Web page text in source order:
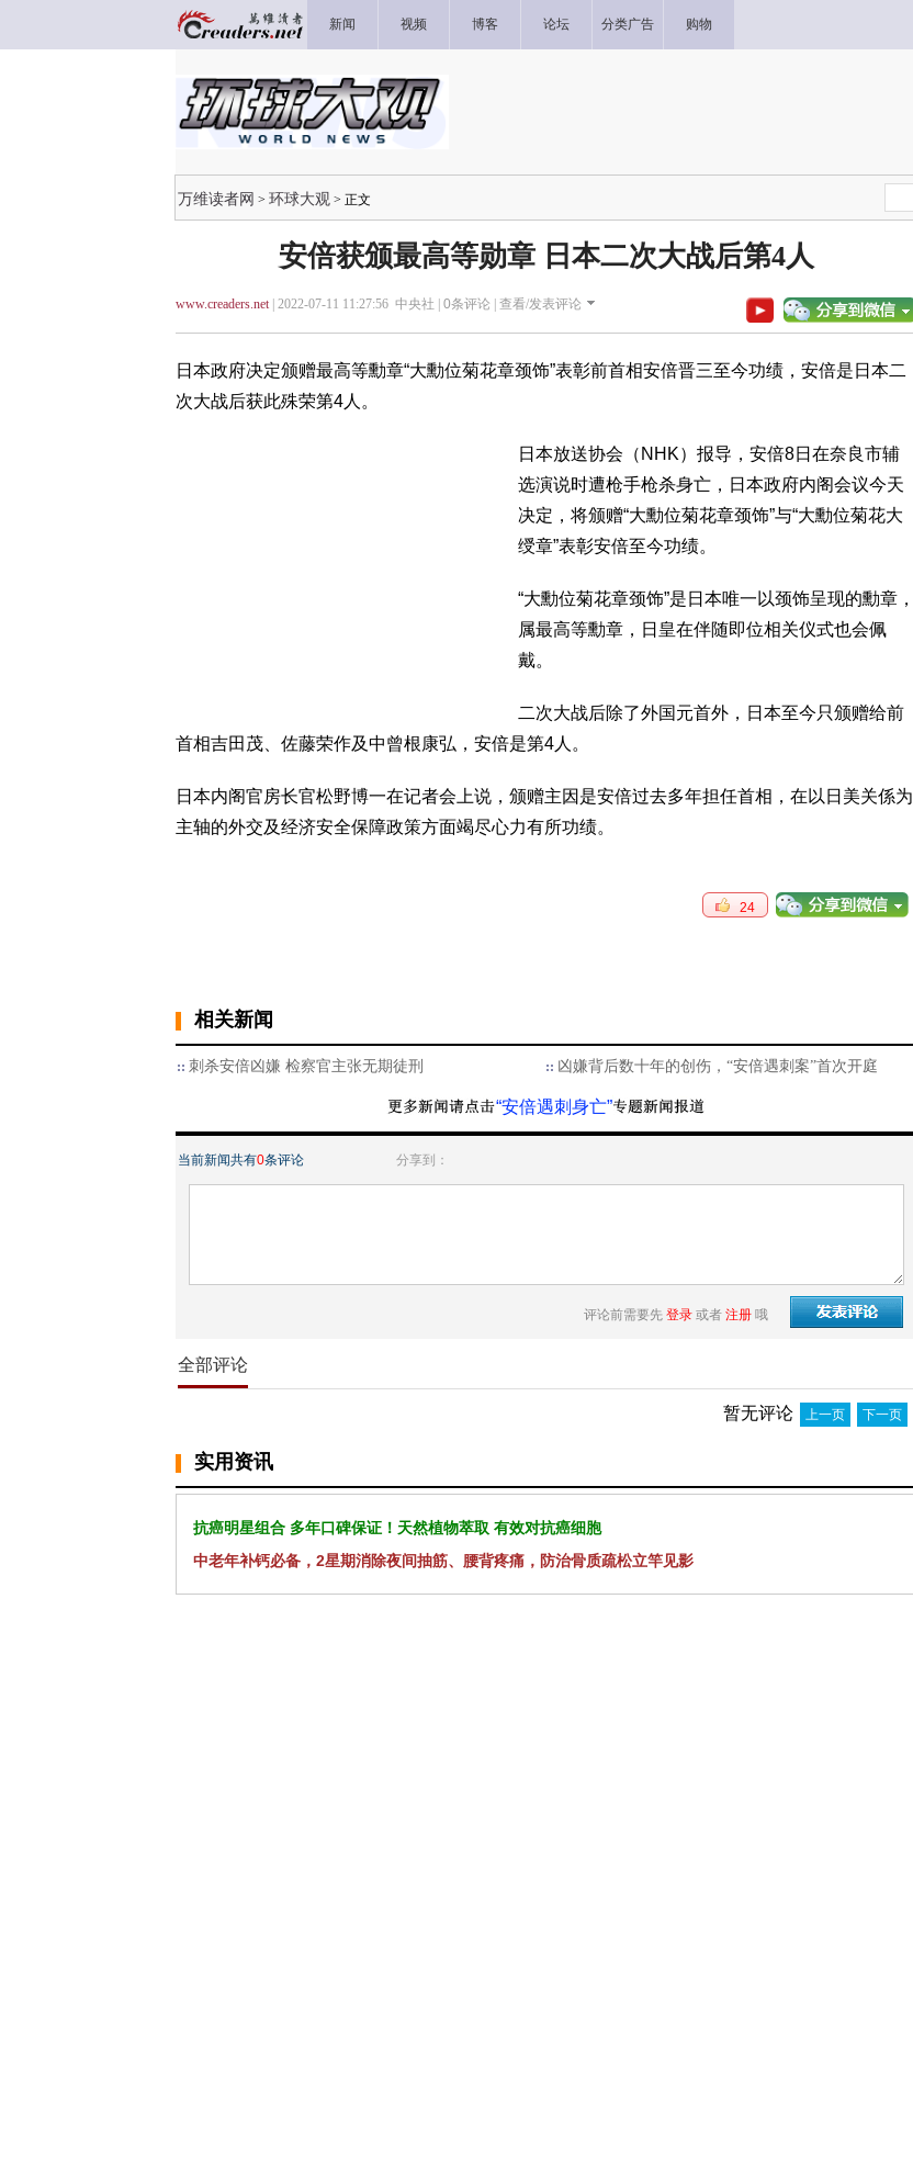
新闻 视频 博客 论坛 分类广告 购物
万维读者网 > 环球大观 > 正文
安倍获颁最高等勋章 日本二次大战后第4人
www.creaders.net| 2022-07-11 11:27:56 中央社 | 0条评论 | 查看/发表评论
日本政府决定颁赠最高等勳章“大勳位菊花章颈饰”表彰前首相安倍晋三至今功绩，安倍是日本二
次大战后获此殊荣第4人。
日本放送协会（NHK）报导，安倍8日在奈良市辅
选演说时遭枪手枪杀身亡，日本政府内阁会议今天
决定，将颁赠“大勳位菊花章颈饰”与“大勳位菊花大
绶章”表彰安倍至今功绩。
“大勳位菊花章颈饰”是日本唯一以颈饰呈现的勳章，
属最高等勳章，日皇在伴随即位相关仪式也会佩
戴。
二次大战后除了外国元首外，日本至今只颁赠给前
首相吉田茂、佐藤荣作及中曾根康弘，安倍是第4人。
日本内阁官房长官松野博一在记者会上说，颁赠主因是安倍过去多年担任首相，在以日美关係为
主轴的外交及经济安全保障政策方面竭尽心力有所功绩。
24
相关新闻
刺杀安倍凶嫌 检察官主张无期徒刑 凶嫌背后数十年的创伤，“安倍遇刺案”首次开庭
“安倍遇刺身亡”
当前新闻共有0条评论 分享到：
评论前需要先 登录 或者 注册 哦
全部评论
暂无评论 上一页 下一页
实用资讯
抗癌明星组合 多年口碑保证！天然植物萃取 有效对抗癌细胞
中老年补钙必备，2星期消除夜间抽筋、腰背疼痛，防治骨质疏松立竿见影